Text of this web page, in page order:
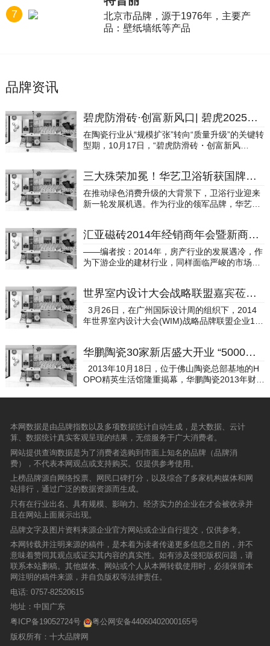
7
北京市品牌，源于1976年，主要产
品：壁纸墙纸等产品
品牌资讯
碧虎防滑砖·创富新风口| 碧虎2025战略复盘暨新品发布会圆满成功！
在陶瓷行业从“规模扩张”转向“质量升级”的关键转
型期，10月17日，“碧虎防滑砖・创富新风
端方法论分享与厂商共生见证于一体的盛会，不
仅展现了碧虎作为防滑砖赛道标杆品牌的实力，
更以“技术深耕+终端赋能”的双轮驱动模式，为陶
瓷行业功能化、高附加值发展提供了可借鉴的实
度战略总结暨新品发布会】【碧虎防滑砖2025年
度战略总结暨新品发布会·嘉宾签到打卡】行业转
型下的碧虎担当：以防滑技术破局，填补细分赛
道空白当前，陶瓷行业正面临“功能细分+价值竞
核心需求。广东陶瓷协会秘书长王卫国在致辞中
指出，广东作为全国陶瓷产业核心阵地，转型的
关键在于“技术突破”与“产品迭代”，而碧虎从防滑
大理石到克隆原石的技术深耕，不仅将“防滑”需
卫国】佛山市陶瓷行业协会秘书长潘勇文进一步
强调，绿色、安全、高附加值已成为陶瓷产品的
主流发展方向。碧虎多年来以技术为驱动、以市
场为导向，在防滑砖领域的持续探索，既是对“安
点明了防滑赛道的广阔前景——这一赛道已从“细
分需求”升级为“刚需市场”。【佛山市陶瓷行业协
会秘书长潘勇文】战略与产品双轮驱动：复盘成
果锚定方向，新品解锁市场增量品牌创始人彭天
大新产品系列，并展望未来规划。作为蝉联五届
《中国瓷砖防滑王》的防滑专家，碧虎以军人出
身的专注精神，深耕陶瓷行业20多年，凭借5项
国家防滑专利和10.6万抖音粉丝的影响力，正加
速推动防滑瓷砖领域的创新与变革。面向2026
年，碧虎提出区域扩张、技术升级与服务优化三
大战略，并推出“防滑+”新品矩阵，包括超易洁金
丝绒、天润石、民宿艺术砖及莱姆碧虎石等系
列，兼顾防滑、易清洁与美学设计。同时，品牌
将通过“运营中心+代理商”模式深化渠道，目前经
销商超900家、网点突破1500个，并计划建设工
家与推广大使，结合公益活动，推动体验营销与
创富方案落地。【碧虎董事长彭天奎】碧虎总经
三大殊荣加冕！华艺卫浴斩获国牌品质奖卫浴十大品牌权威大奖
在推动绿色消费升级的大背景下，卫浴行业迎来
新一轮发展机遇。作为行业的领军品牌，华艺卫
绿色焕新服务。近日，在广东佛山举办的2025绿
色陶瓷智能卫浴制造与应用创新发展大会上，华
艺卫浴凭借在"以旧换新"政策中的卓越表现，成
为全场焦点，一举斩获国牌品质奖及以旧换新行
卫浴斩获三大殊荣4月19日，2025绿色陶瓷智能
卫浴制造与应用创新发展大会暨家居品质发展峰
会在广东佛山隆重召开，华艺卫浴凭借其行业领
先的绿色智造能力与以旧换新服务实践，荣获三
质服务商”——认可其高效、便捷的换新服务体
系:全国品质权威大奖【国牌品质奖】“卫浴十大
品牌”——彰显品牌综合实力与市场口碑的双重认
的肯定，更是对其践行社会责任、引领行业可持
荣誉是里程碑，更是新起点。华艺卫浴将以此次
获奖为契机，继续深耕绿色智造与用户服务，以
创新驱动品质升级，为消费者创造更舒适、更环
保的卫浴生活体验。未来，华艺卫浴将持续发挥
行业先锋作用，助力中国卫浴产业迈向高质量发
展新篇章！
汇亚磁砖2014年经销商年会暨新商业模式研讨会隆重召开
——编者按：2014年，房产行业的发展遇冷，作
为下游企业的建材行业，同样面临严峻的市场环
热，全国各地的大型促销活动层出不穷，人气火
爆，效果喜人。大气奢华的汇亚磁砖精品店如雨
后春笋般出现在全国各大城市。汇亚这个名字，
回响在祖国大地，回响在消费者的心中。
世界室内设计大会战略联盟嘉宾莅临浪鲸卫浴参观指导
3月26日，在广州国际设计周的组织下，2014
年世界室内设计大会(WIM)战略品牌联盟企业10
是品牌、产品或是展厅都富有知名度，位于佛山
陶瓷总部基地的全球营销中心展厅富含企业文
化，从外立面设计到内部设计将海洋文化与企业
文化充分融合贯通一体，体现整体卫浴解决方案
的卫浴样板标间更是独树一帜，而浪鲸产品始终
件，此次参观除了是对于浪鲸卫浴的展厅设计的
鉴赏更重要的是对企业如何在产品设计学术上进
行研发创新和产品知识产权维护进行了简单的交
流会议。
华鹏陶瓷30家新店盛大开业 “5000万终端再造计划”受关注
2013年10月18日，位于佛山陶瓷总部基地的H
OPO精英生活馆隆重揭幕，华鹏陶瓷2013年财富
年，华鹏将每年投入5000万进行终端再造，目的
是强力推动优质营销网点在全国的布局和建设，
提升华鹏陶瓷的终端实力。 加大投入的同时，
华鹏也相应提高了合作门槛，除了要求经销商具
备一定资金实力之外，更看重其是否具有适应新
型市场环境的行销意识、经营理念，能否跟上厂
家快速发展的脚步，确保终端渠道质量，从长远
来看，如此严格要求才能保护更多经销商及品牌
利益。 凭借华鹏强大的品牌力、过硬的生产
力、卓越的产品力，此利好消息一经传出，即引
起众多经销商关注并洽谈合作事宜。短短一个月
内，便成功与60多位优质经销商签订合约。
本网数据是由品牌指数以及多项数据统计自动生成，是大数据、云计
算、数据统计真实客观呈现的结果，无偿服务于广大消费者。
网站提供查询数据是为了消费者选购到市面上知名的品牌（品牌消
费），不代表本网观点或支持购买。仅提供参考使用。
上榜品牌源自网络投票、网民口碑打分，以及综合了多家机构媒体和网
站排行，通过广泛的数据资源而生成。
只有在行业出名、具有规模、影响力、经济实力的企业在才会被收录并
且在网站上面展示出现。
品牌文字及图片资料来源企业官方网站或企业自行提交，仅供参考。
本网转载并注明来源的稿件，是本着为读者传递更多信息之目的，并不
意味着赞同其观点或证实其内容的真实性。如有涉及侵犯版权问题，请
联系本站删稿。其他媒体、网站或个人从本网转载使用时，必须保留本
网注明的稿件来源，并自负版权等法律责任。
电话: 0757-82520615
地址：中国广东
粤ICP备19052724号
粤公网安备44060402000165号
版权所有：十大品牌网